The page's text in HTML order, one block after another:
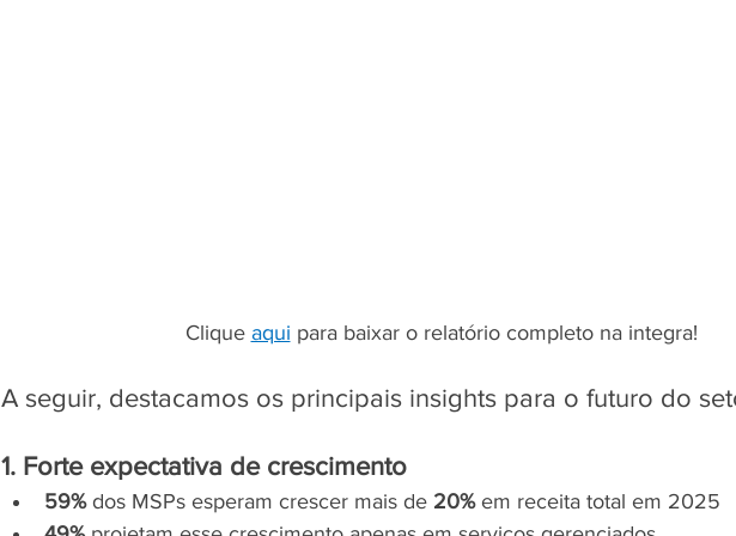
Clique aqui para baixar o relatório completo na integra!
A seguir, destacamos os principais insights para o futuro do
1. Forte expectativa de crescimento
59% dos MSPs esperam crescer mais de 20% em receita total em 2025